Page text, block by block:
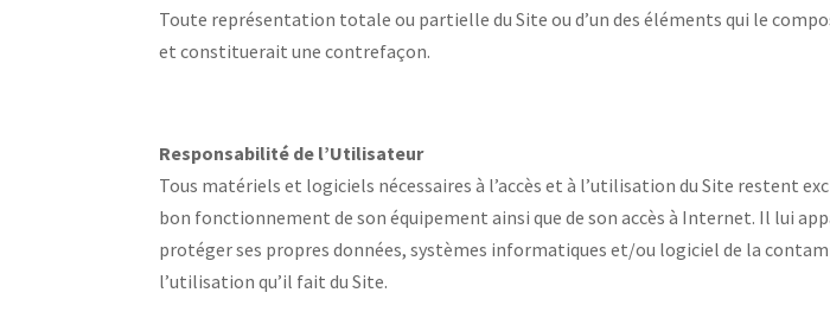
Toute représentation totale ou partielle du Site ou d’un des éléments qui le
et constituerait une contrefaçon.
Responsabilité de l’Utilisateur
Tous matériels et logiciels nécessaires à l’accès et à l’utilisation du Site restent
bon fonctionnement de son équipement ainsi que de son accès à Internet. Il lui
protéger ses propres données, systèmes informatiques et/ou logiciel de la
l’utilisation qu’il fait du Site.